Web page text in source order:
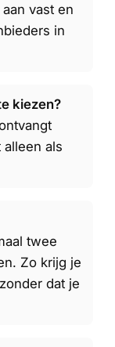
vast en
in
kiezen?
als
twee
Zo krijg je
dat je